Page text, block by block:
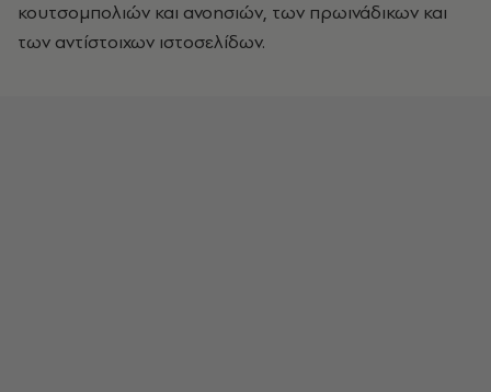
κουτσομπολιών και ανοησιών, των πρωινάδικων και
των αντίστοιχων ιστοσελίδων.